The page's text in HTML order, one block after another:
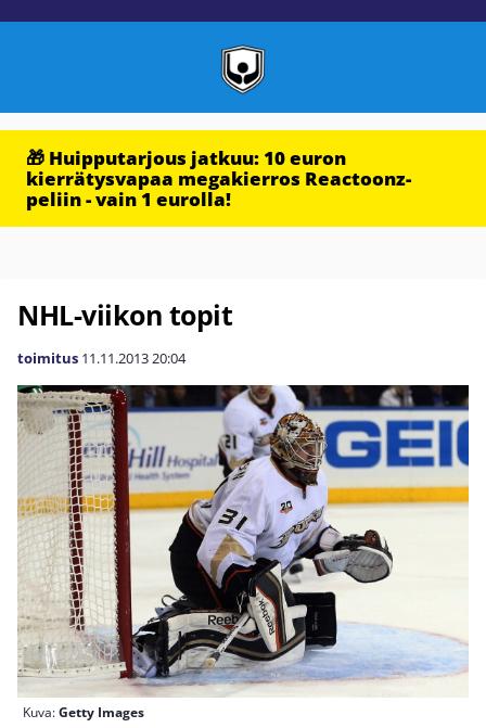
🎁 Huipputarjous jatkuu: 10 euron
kierrätysvapaa megakierros Reactoonz-
peliin - vain 1 eurolla!
NHL-viikon topit
toimitus 11.11.201320:04
Kuva:Getty Images